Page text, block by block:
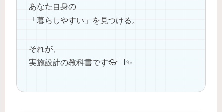
あなた自身の
「暮らしやすい」を見つける。
それが、
実施設計の教科書です👓📐✨